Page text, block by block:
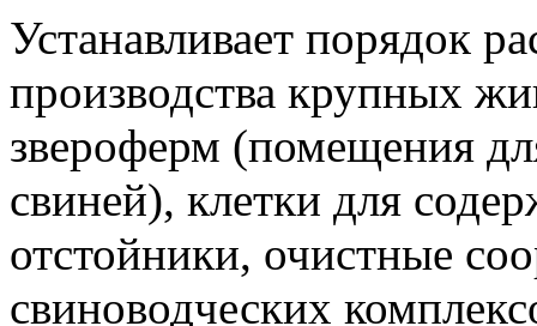
Устанавливает порядок
производства крупных
звероферм (помещения
свиней), клетки для
отстойники, очистные
свиноводческих